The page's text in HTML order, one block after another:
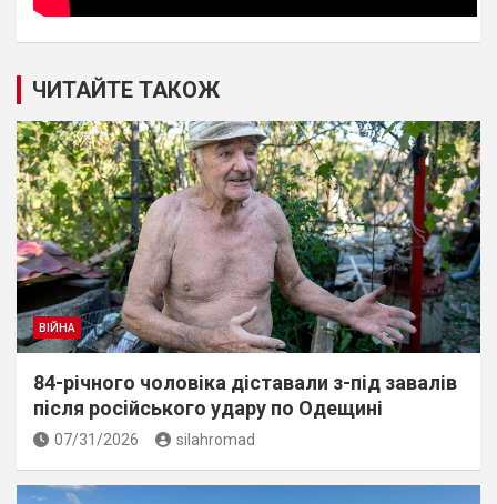
ЧИТАЙТЕ ТАКОЖ
ВІЙНА
84-річного чоловіка діставали з-під завалів
пiсля росiйського удару по Одещині
07/31/2026 silahromad